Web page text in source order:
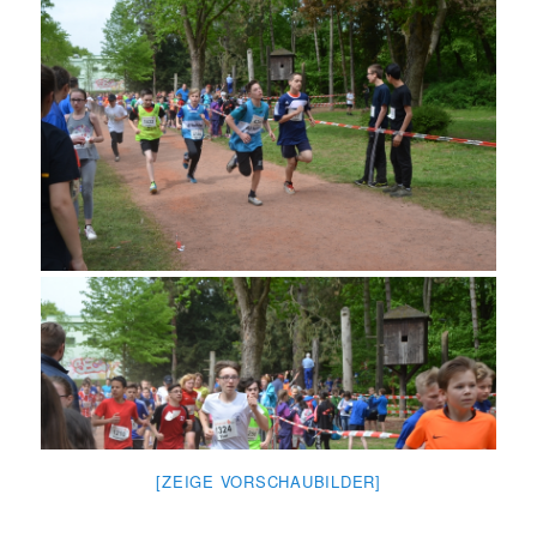
[ZEIGE VORSCHAUBILDER]